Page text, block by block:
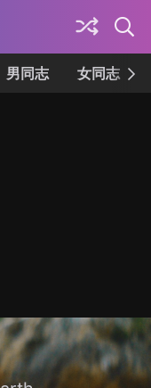
男同志 女同志